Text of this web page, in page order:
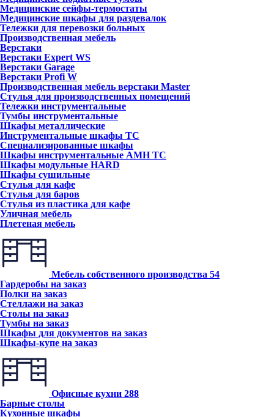
Медицинские сейфы-термостаты
Медицинские шкафы для раздевалок
Тележки для перевозки больных
Производственная мебель
Верстаки
Верстаки Expert WS
Верстаки Garage
Верстаки Profi W
Производственная мебель верстаки Master
Стулья для производственных помещений
Тележки инструментальные
Тумбы инструментальные
Шкафы металлические
Инструментальные шкафы ТС
Специализированные шкафы
Шкафы инструментальные АМН ТС
Шкафы модульные HARD
Шкафы сушильные
Стулья для кафе
Стулья для баров
Стулья из пластика для кафе
Уличная мебель
Плетеная мебель
Мебель собственного производства 54
Гардеробы на заказ
Полки на заказ
Стеллажи на заказ
Столы на заказ
Тумбы на заказ
Шкафы для документов на заказ
Шкафы-купе на заказ
Офисные кухни 288
Барные столы
Кухонные шкафы